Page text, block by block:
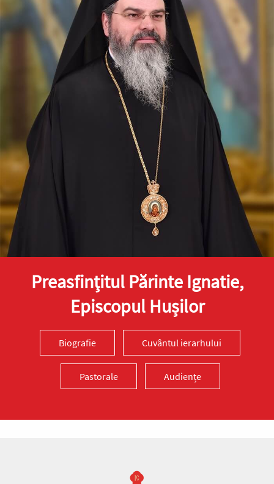
Preasfinţitul Părinte Ignatie,
Episcopul Hușilor
Biografie Cuvântul ierarhului
Pastorale Audiențe